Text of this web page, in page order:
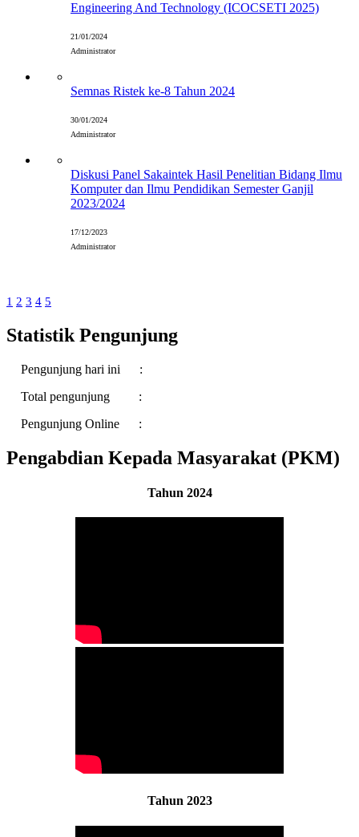
Engineering And Technology (ICOCSETI 2025)
21/01/2024
Administrator
Semnas Ristek ke-8 Tahun 2024
30/01/2024
Administrator
Diskusi Panel Sakaintek Hasil Penelitian Bidang Ilmu
Komputer dan Ilmu Pendidikan Semester Ganjil
2023/2024
17/12/2023
Administrator
1 2 3 4 5
Statistik Pengunjung
Pengunjung hari ini :
Total pengunjung :
Pengunjung Online :
Pengabdian Kepada Masyarakat (PKM)
Tahun 2024
Tahun 2023